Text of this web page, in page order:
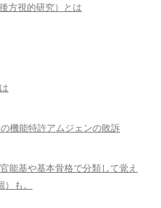
方視的研究）とは
機能特許アムジェンの敗訴
能基や基本骨格で分類して覚え
も。